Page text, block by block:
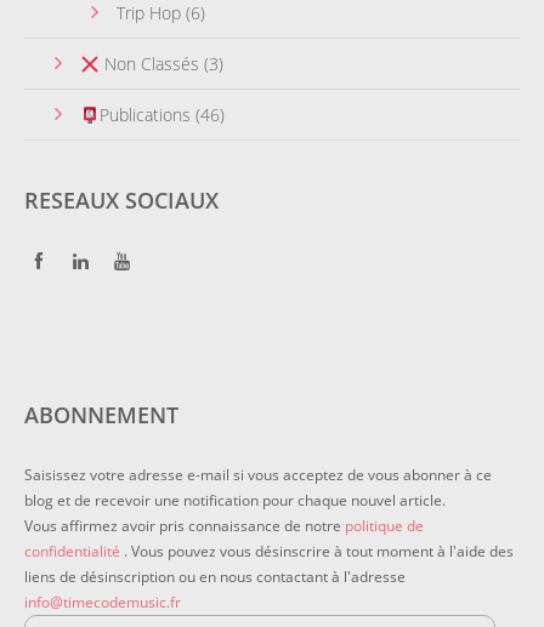
Trip Hop (6)
Non Classés (3)
Publications (46)
RESEAUX SOCIAUX
ABONNEMENT
Saisissez votre adresse e-mail si vous acceptez de vous abonner à ce
blog et de recevoir une notification pour chaque nouvel article.
Vous affirmez avoir pris connaissance de notre politique de
confidentialité . Vous pouvez vous désinscrire à tout moment à l'aide des
liens de désinscription ou en nous contactant à l'adresse
info@timecodemusic.fr